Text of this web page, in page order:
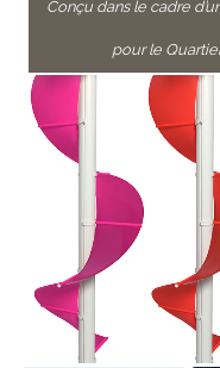
Conçu dans le cadre
pour le